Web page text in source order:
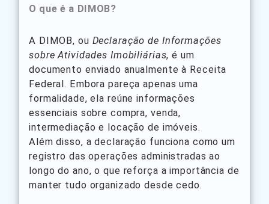
O que é a DIMOB?
A DIMOB, ou Declaração de Informações
sobre Atividades Imobiliárias, é um
documento enviado anualmente à Receita
Federal. Embora pareça apenas uma
formalidade, ela reúne informações
essenciais sobre compra, venda,
intermediação e locação de imóveis.
Além disso, a declaração funciona como um
registro das operações administradas ao
longo do ano, o que reforça a importância de
manter tudo organizado desde cedo.